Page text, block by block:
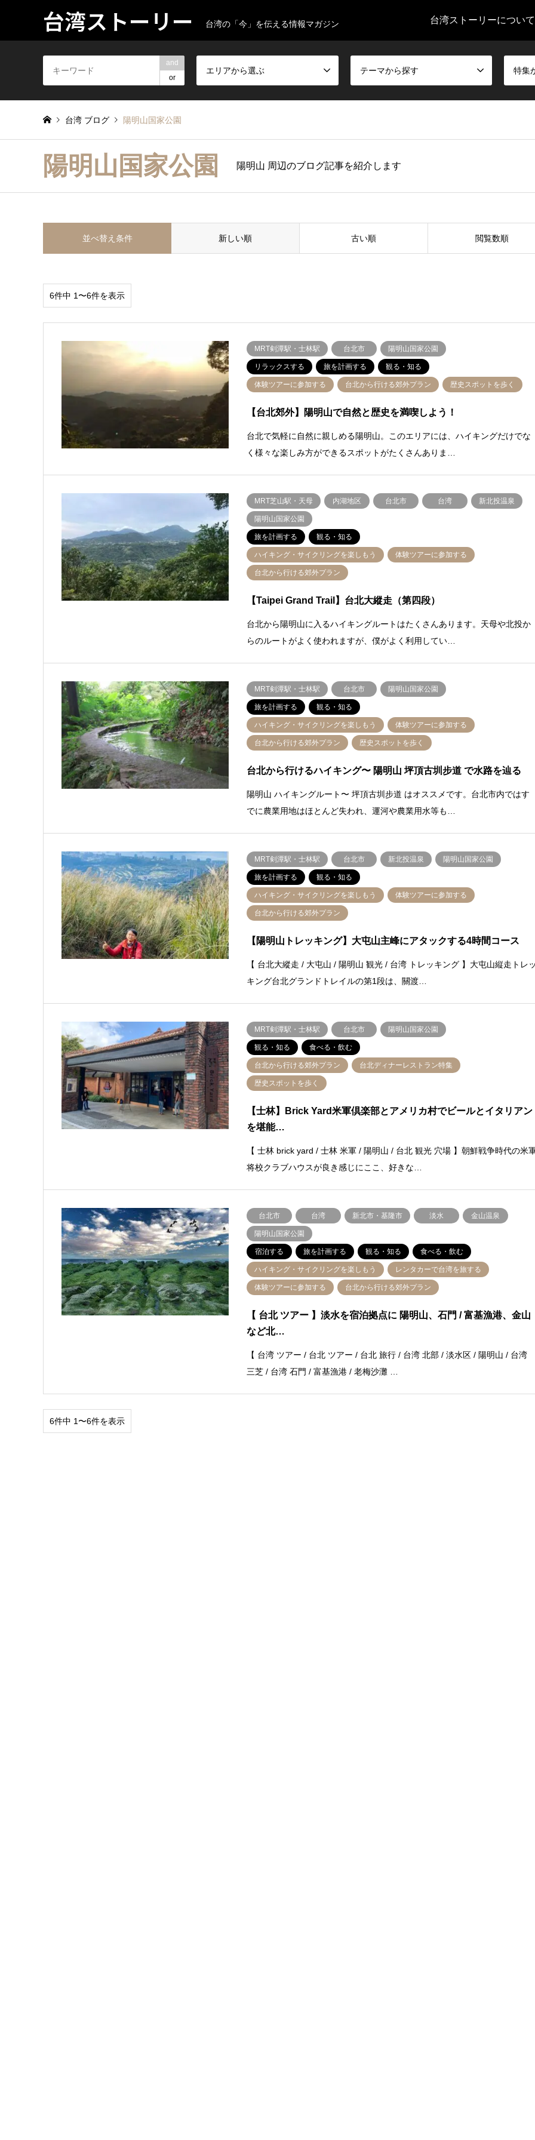
台湾ストーリー 台湾の「今」を伝える情報マガジン 台湾ストーリーについて
and
or
エリアから選ぶ テーマから探す 特集
台湾 ブログ 陽明山国家公園
陽明山国家公園 陽明山 周辺のブログ記事を紹介します
並べ替え条件 新しい順 古い順 閲覧数順
6件中 1〜6件を表示
MRT剣潭駅・士林駅 台北市 陽明山国家公園
リラックスする 旅を計画する 観る・知る
体験ツアーに参加する 台北から行ける郊外プラン 歴史スポットを歩く
【台北郊外】陽明山で自然と歴史を満喫しよう！
台北で気軽に自然に親しめる陽明山。このエリアには、ハイキングだけでな
く様々な楽しみ方ができるスポットがたくさんありま…
MRT芝山駅・天母 内湖地区 台北市 台湾 新北投温泉
陽明山国家公園
旅を計画する 観る・知る
ハイキング・サイクリングを楽しもう 体験ツアーに参加する
台北から行ける郊外プラン
【Taipei Grand Trail】台北大縱走（第四段）
台北から陽明山に入るハイキングルートはたくさんあります。天母や北投か
らのルートがよく使われますが、僕がよく利用してい…
MRT剣潭駅・士林駅 台北市 陽明山国家公園
旅を計画する 観る・知る
ハイキング・サイクリングを楽しもう 体験ツアーに参加する
台北から行ける郊外プラン 歴史スポットを歩く
台北から行けるハイキング〜 陽明山 坪頂古圳步道 で水路を辿る
陽明山 ハイキングルート〜 坪頂古圳步道 はオススメです。台北市内ではす
でに農業用地はほとんど失われ、運河や農業用水等も…
MRT剣潭駅・士林駅 台北市 新北投温泉 陽明山国家公園
旅を計画する 観る・知る
ハイキング・サイクリングを楽しもう 体験ツアーに参加する
台北から行ける郊外プラン
【陽明山トレッキング】大屯山主峰にアタックする4時間コース
【 台北大縱走 / 大屯山 / 陽明山 観光 / 台湾 トレッキング 】大屯山縦走トレ
キング台北グランドトレイルの第1段は、關渡…
MRT剣潭駅・士林駅 台北市 陽明山国家公園
観る・知る 食べる・飲む
台北から行ける郊外プラン 台北ディナーレストラン特集
歴史スポットを歩く
【士林】Brick Yard米軍倶楽部とアメリカ村でビールとイタリアン
を堪能…
【 士林 brick yard / 士林 米軍 / 陽明山 / 台北 観光 穴場 】朝鮮戦争時代の米
将校クラブハウスが良き感じにここ、好きな…
台北市 台湾 新北市・基隆市 淡水 金山温泉
陽明山国家公園
宿泊する 旅を計画する 観る・知る 食べる・飲む
ハイキング・サイクリングを楽しもう レンタカーで台湾を旅する
体験ツアーに参加する 台北から行ける郊外プラン
【 台北 ツアー 】淡水を宿泊拠点に 陽明山、石門 / 富基漁港、金山
など北…
【 台湾 ツアー / 台北 ツアー / 台北 旅行 / 台湾 北部 / 淡水区 / 陽明山 / 台湾
三芝 / 台湾 石門 / 富基漁港 / 老梅沙灘 …
6件中 1〜6件を表示